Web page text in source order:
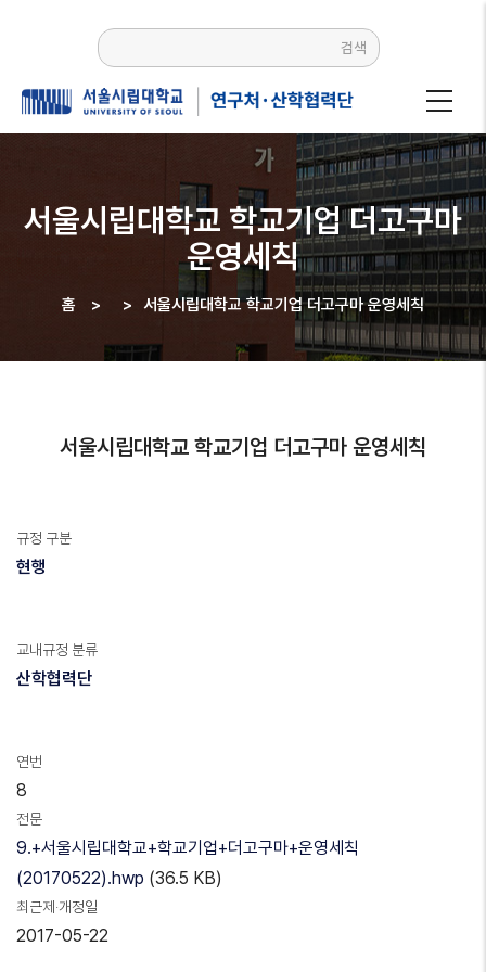
검색
서울시립대학교 학교기업 더고구마
운영세칙
경로
홈 > > 서울시립대학교 학교기업 더고구마 운영세칙
서울시립대학교 학교기업 더고구마 운영세칙
규정 구분
현행
교내규정 분류
산학협력단
연번
8
전문
9.+서울시립대학교+학교기업+더고구마+운영세칙
(20170522).hwp (36.5 KB)
최근제·개정일
2017-05-22